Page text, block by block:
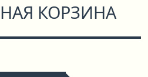
КОРЗИНА